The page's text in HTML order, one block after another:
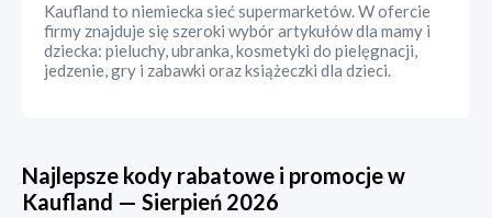
Kaufland to niemiecka sieć supermarketów. W ofercie
firmy znajduje się szeroki wybór artykułów dla mamy i
dziecka: pieluchy, ubranka, kosmetyki do pielęgnacji,
jedzenie, gry i zabawki oraz książeczki dla dzieci.
Najlepsze kody rabatowe i promocje w
Kaufland — Sierpień 2026